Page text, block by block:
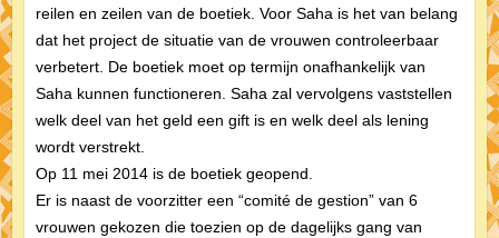
reilen en zeilen van de boetiek. Voor Saha is het van belang
dat het project de situatie van de vrouwen controleerbaar
verbetert. De boetiek moet op termijn onafhankelijk van
Saha kunnen functioneren. Saha zal vervolgens vaststellen
welk deel van het geld een gift is en welk deel als lening
wordt verstrekt.
Op 11 mei 2014 is de boetiek geopend.
Er is naast de voorzitter een “comité de gestion” van 6
vrouwen gekozen die toezien op de dagelijks gang van